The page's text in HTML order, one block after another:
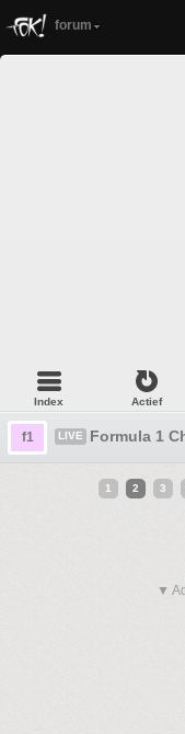
forum
Index Actief
f1 LIVE Formula 1
1 2 3
▼